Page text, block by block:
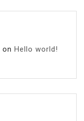
on Hello world!